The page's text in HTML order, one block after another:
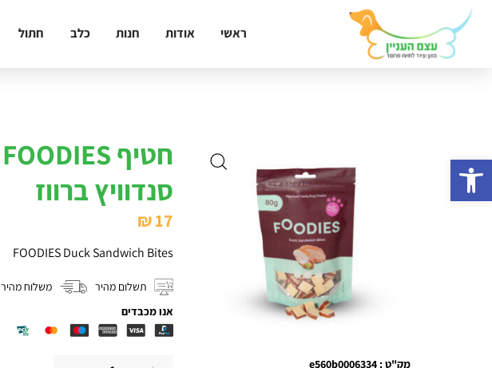
ראשי אודות חנות כלב חתול
מק"ט : e560b0006334
סנדוויץ ברווז
₪17
FOODIES Duck Sandwich Bites
תשלום מהיר משלוח מהיר
אנו מכבדים
פתח סרגל נגישות